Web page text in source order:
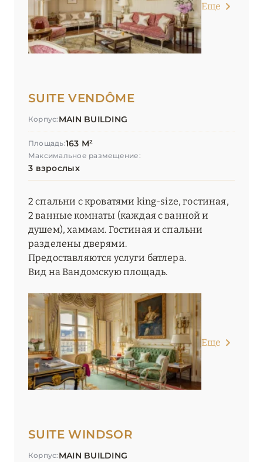
Еще
SUITE VENDÔME
Корпус: MAIN BUILDING
Площадь:163 М²
Максимальное размещение:
3 взрослых
2 спальни с кроватями king-size, гостиная,
2 ванные комнаты (каждая с ванной и
душем), хаммам. Гостиная и спальни
разделены дверями.
Предоставляются услуги батлера.
Вид на Вандомскую площадь.
Еще
SUITE WINDSOR
Корпус: MAIN BUILDING